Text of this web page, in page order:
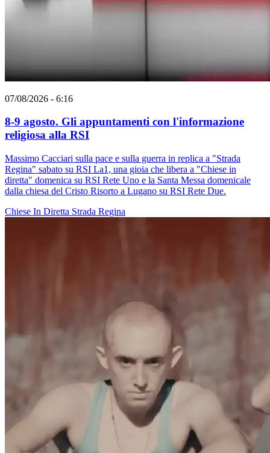
07/08/2026 - 6:16
8-9 agosto. Gli appuntamenti con l'informazione
religiosa alla RSI
Massimo Cacciari sulla pace e sulla guerra in replica a "Strada
Regina" sabato su RSI La1, una gioia che libera a "Chiese in
diretta" domenica su RSI Rete Uno e la Santa Messa domenicale
dalla chiesa del Cristo Risorto a Lugano su RSI Rete Due.
Chiese In Diretta Strada Regina